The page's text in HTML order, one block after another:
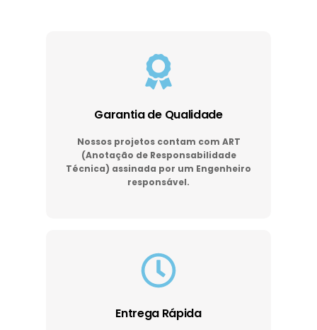
Garantia de Qualidade
Nossos projetos contam com ART
(Anotação de Responsabilidade
Técnica) assinada por um Engenheiro
responsável.
Entrega Rápida